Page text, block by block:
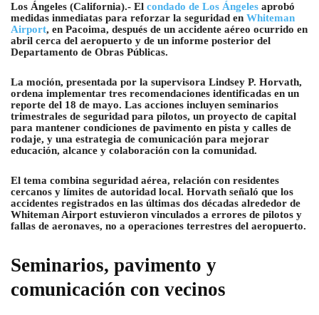
Los Ángeles (California).- El condado de Los Ángeles aprobó
medidas inmediatas para reforzar la seguridad en Whiteman
Airport, en Pacoima, después de un accidente aéreo ocurrido en
abril cerca del aeropuerto y de un informe posterior del
Departamento de Obras Públicas.
La moción, presentada por la supervisora Lindsey P. Horvath,
ordena implementar tres recomendaciones identificadas en un
reporte del 18 de mayo. Las acciones incluyen seminarios
trimestrales de seguridad para pilotos, un proyecto de capital
para mantener condiciones de pavimento en pista y calles de
rodaje, y una estrategia de comunicación para mejorar
educación, alcance y colaboración con la comunidad.
El tema combina seguridad aérea, relación con residentes
cercanos y límites de autoridad local. Horvath señaló que los
accidentes registrados en las últimas dos décadas alrededor de
Whiteman Airport estuvieron vinculados a errores de pilotos y
fallas de aeronaves, no a operaciones terrestres del aeropuerto.
Seminarios, pavimento y
comunicación con vecinos